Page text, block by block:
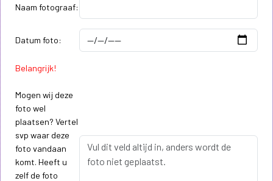
Naam fotograaf:
Datum foto:
Belangrijk!
Mogen wij deze
foto wel
plaatsen? Vertel
svp waar deze
foto vandaan
komt. Heeft u
zelf de foto